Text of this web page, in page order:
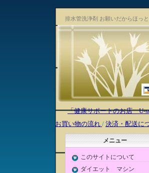
排水管洗浄剤 お願いだからほっ
「健康サポートのお店 U-
お買い物の流れ / 決済・配送に
メニュー
このサイトについて
ダイエット マシン